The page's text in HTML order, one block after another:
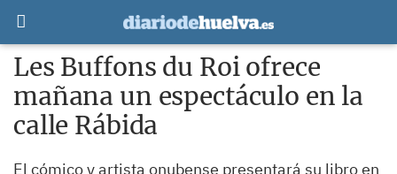
Les Buffons du Roi ofrece
mañana un espectáculo en la
calle Rábida
El cómico y artista onubense presentará su libro en